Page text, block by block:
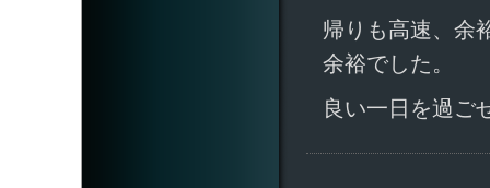
帰りも高速、余
余裕でした。
良い一日を過ご